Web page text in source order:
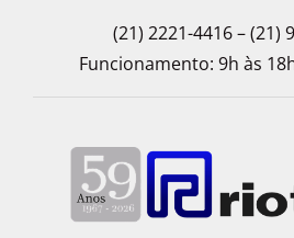
(21) 2221-4416 – (21)
Funcionamento: 9h às